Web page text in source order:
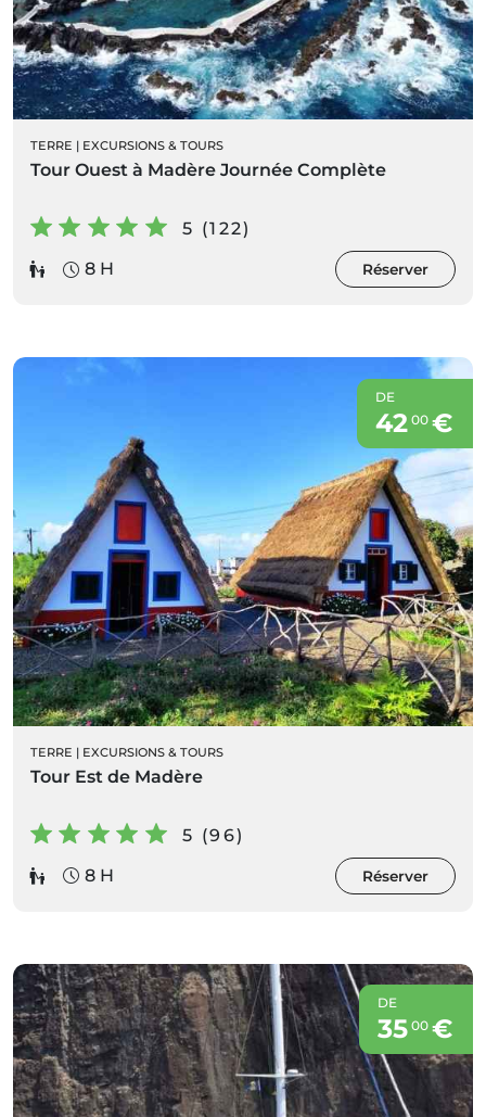
TERRE | EXCURSIONS & TOURS
Tour Ouest à Madère Journée Complète
5 (122)
8 H
Réserver
DE
42 00€
TERRE | EXCURSIONS & TOURS
Tour Est de Madère
5 (96)
8 H
Réserver
DE
35 00€